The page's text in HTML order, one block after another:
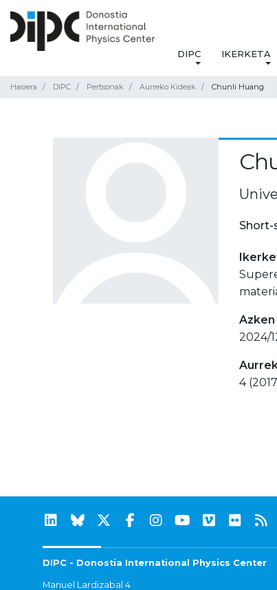
DIPC IKERKETA
Hasiera DIPC Pertsonak Aurreko Kideak Chunli Huang
Short-
2024/
4
DIPC - Donostia International Physics Center
Manuel Lardizabal 4